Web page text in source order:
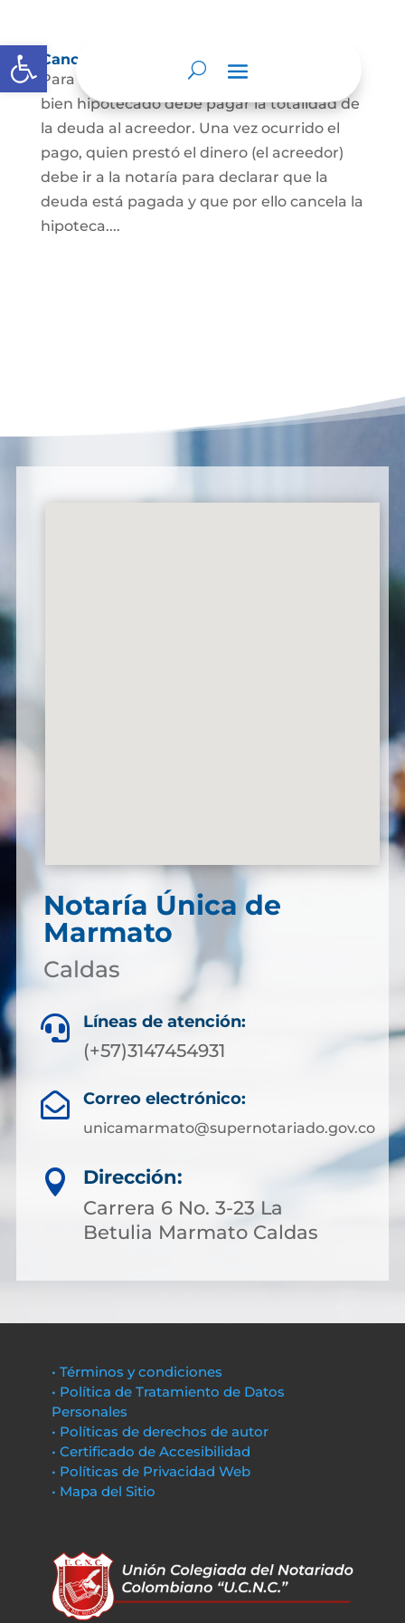
Abrir barra de herramientas
Cancelación de Hipoteca
Para cancelar una hipoteca, el dueño del
bien hipotecado debe pagar la totalidad de
la deuda al acreedor. Una vez ocurrido el
pago, quien prestó el dinero (el acreedor)
debe ir a la notaría para declarar que la
deuda está pagada y que por ello cancela la
hipoteca....
Notaría Única de
Marmato
Caldas
 Líneas de atención:
(+57)3147454931
 Correo electrónico:
unicamarmato@supernotariado.gov.co

Dirección:
Carrera 6 No. 3-23 La
Betulia Marmato Caldas
• Términos y condiciones
• Política de Tratamiento de Datos
Personales
• Políticas de derechos de autor
• Certificado de Accesibilidad
• Políticas de Privacidad Web
• Mapa del Sitio